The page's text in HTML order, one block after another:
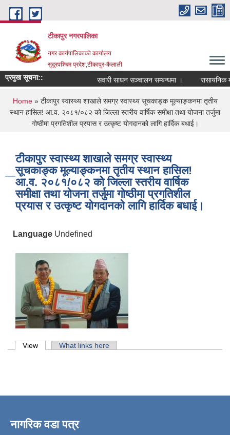
Skip to main content
टीकापुर नगरपालिका
नगर कार्यपालिकाको कार्यालय
सुदूरपश्चिम प्रदेश,टीकापुर-कैलाली
प्रमुख सूचना:: सवारी साधन सञ्चालन सम्बन्धमा । रासायनिक
You are here
Home» टीकापुर स्वास्थ्य शाखाले समग्र स्वास्थ्य सूचकाङ्क मूल्याङ्कनमा तृतीय
स्थान हासिल! आ.व. २०८१/०८२ को जिल्ला स्तरीय वार्षिक समीक्षा तथा योजना तर्जुमा
गोष्ठीमा प्रगतिशील प्रयास र उत्कृष्ट योगदानको लागि हार्दिक बधाई।
टीकापुर स्वास्थ्य शाखाले समग्र स्वास्थ्य
सूचकाङ्क मूल्याङ्कनमा तृतीय स्थान हासिल!
आ.व. २०८१/०८२ को जिल्ला स्तरीय वार्षिक
समीक्षा तथा योजना तर्जुमा गोष्ठीमा प्रगतिशील
प्रयास र उत्कृष्ट योगदानको लागि हार्दिक बधाई।
Language Undefined
Primary tabs
View (active tab)What links here
नागरिक वडा पत्र